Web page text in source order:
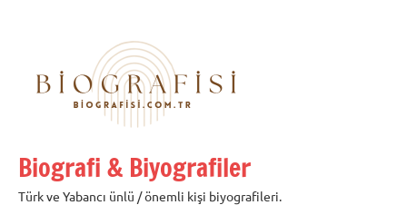
Biografi & Biyografiler
Türk ve Yabancı ünlü / önemli kişi biyografileri.